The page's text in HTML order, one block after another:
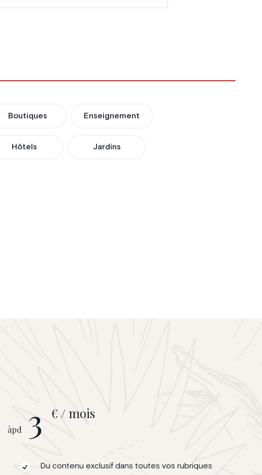
Boutiques Enseignement
Hôtels Jardins
àpd 3 € / mois
Du contenu exclusif dans toutes vos rubriques